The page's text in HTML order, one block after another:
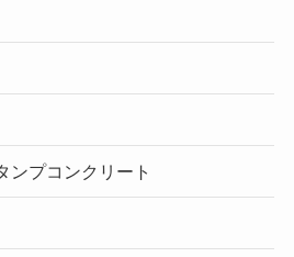
ンプコンクリート